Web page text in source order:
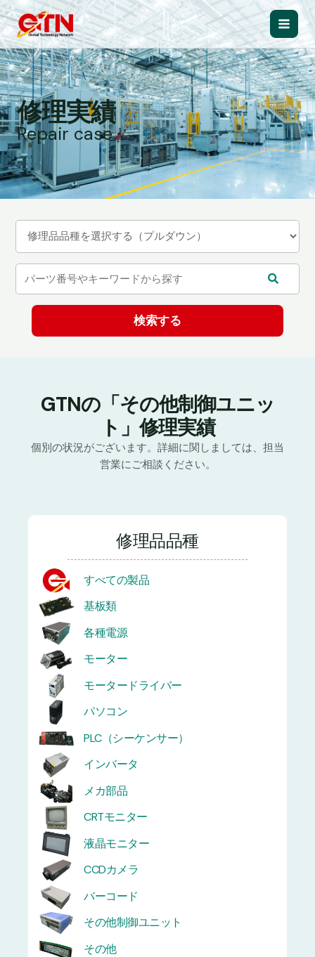
内
容
を
ス
キ
ッ
プ
Main
修理実績
Repair case
GTNの「その他制御ユニッ
ト」修理実績
個別の状況がございます。詳細に関しましては、担当
営業にご相談ください。
修理品品種
すべての製品
基板類
各種電源
モーター
モータードライバー
パソコン
PLC（シーケンサー）
インバータ
メカ部品
CRTモニター
液晶モニター
CCDカメラ
バーコード
その他制御ユニット
その他